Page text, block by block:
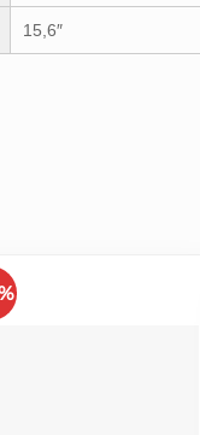
15,6″